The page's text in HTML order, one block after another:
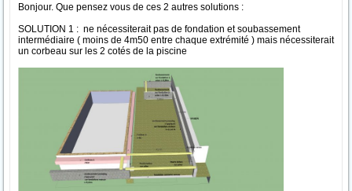
Bonjour. Que pensez vous de ces 2 autres solutions :
SOLUTION 1 : ne nécessiterait pas de fondation et soubassement
intermédiaire ( moins de 4m50 entre chaque extrémité ) mais nécessiterait
un corbeau sur les 2 cotés de la piscine